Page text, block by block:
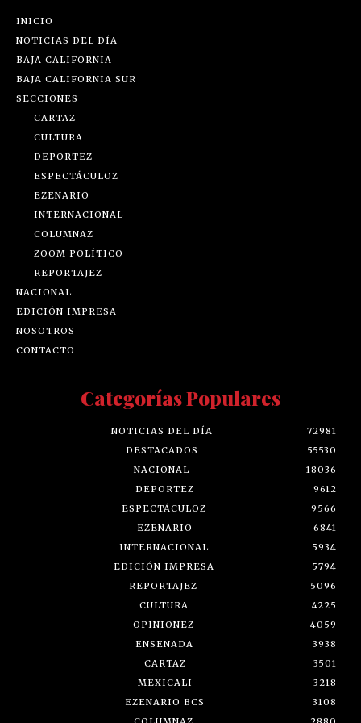
INICIO
NOTICIAS DEL DÍA
BAJA CALIFORNIA
BAJA CALIFORNIA SUR
SECCIONES
CARTAZ
CULTURA
DEPORTEZ
ESPECTÁCULOZ
EZENARIO
INTERNACIONAL
COLUMNAZ
ZOOM POLÍTICO
REPORTAJEZ
NACIONAL
EDICIÓN IMPRESA
NOSOTROS
CONTACTO
Categorías Populares
NOTICIAS DEL DÍA
72981
DESTACADOS
55530
NACIONAL
18036
DEPORTEZ
9612
ESPECTÁCULOZ
9566
EZENARIO
6841
INTERNACIONAL
5934
EDICIÓN IMPRESA
5794
REPORTAJEZ
5096
CULTURA
4225
OPINIONEZ
4059
ENSENADA
3938
CARTAZ
3501
MEXICALI
3218
EZENARIO BCS
3108